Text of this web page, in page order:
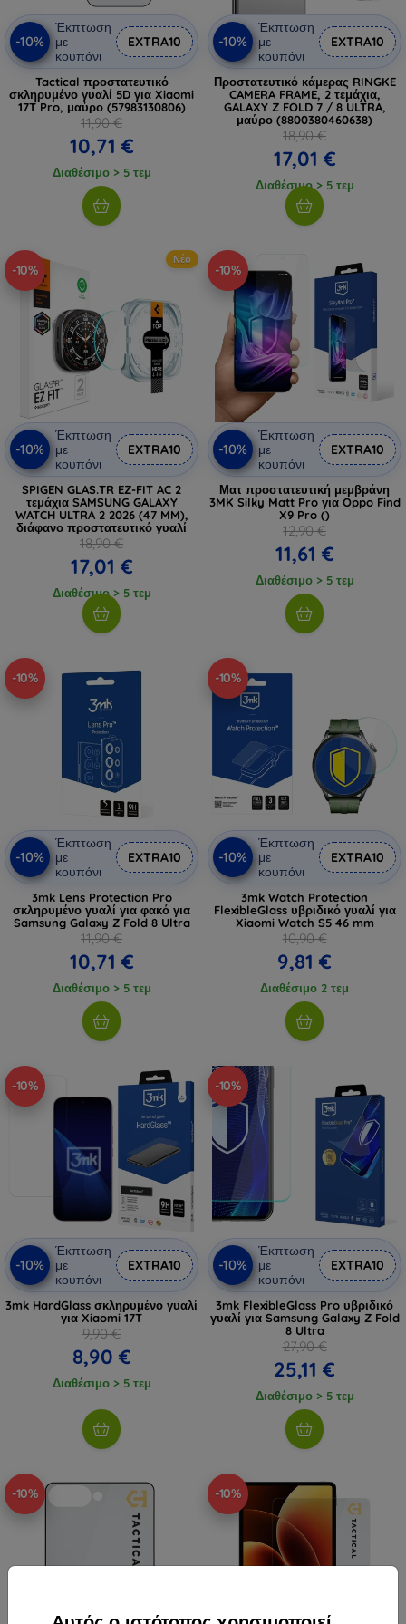
-10%
Έκπτωση
με
κουπόνι
EXTRA10
Tactical προστατευτικό
σκληρυμένο γυαλί 5D για Xiaomi
17T Pro, μαύρο (57983130806)
11,90 €
10,71 €
Διαθέσιμο > 5 τεμ
-10%
Έκπτωση
με
κουπόνι
EXTRA10
Προστατευτικό κάμερας RINGKE
CAMERA FRAME, 2 τεμάχια,
GALAXY Z FOLD 7 / 8 ULTRA,
μαύρο (8800380460638)
18,90 €
17,01 €
Διαθέσιμο > 5 τεμ
-10%
Νέο
-10%
Έκπτωση
με
κουπόνι
EXTRA10
SPIGEN GLAS.TR EZ-FIT AC 2
τεμάχια SAMSUNG GALAXY
WATCH ULTRA 2 2026 (47 MM),
διάφανο προστατευτικό γυαλί
18,90 €
17,01 €
Διαθέσιμο > 5 τεμ
-10%
-10%
Έκπτωση
με
κουπόνι
EXTRA10
Ματ προστατευτική μεμβράνη
3MK Silky Matt Pro για Oppo Find
X9 Pro ()
12,90 €
11,61 €
Διαθέσιμο > 5 τεμ
-10%
-10%
Έκπτωση
με
κουπόνι
EXTRA10
3mk Lens Protection Pro
σκληρυμένο γυαλί για φακό για
Samsung Galaxy Z Fold 8 Ultra
11,90 €
10,71 €
Διαθέσιμο > 5 τεμ
-10%
-10%
Έκπτωση
με
κουπόνι
EXTRA10
3mk Watch Protection
FlexibleGlass υβριδικό γυαλί για
Xiaomi Watch S5 46 mm
10,90 €
9,81 €
Διαθέσιμο 2 τεμ
-10%
-10%
Έκπτωση
με
κουπόνι
EXTRA10
3mk HardGlass σκληρυμένο γυαλί
για Xiaomi 17T
9,90 €
8,90 €
Διαθέσιμο > 5 τεμ
-10%
-10%
Έκπτωση
με
κουπόνι
EXTRA10
3mk FlexibleGlass Pro υβριδικό
γυαλί για Samsung Galaxy Z Fold
8 Ultra
27,90 €
25,11 €
Διαθέσιμο > 5 τεμ
-10% -10%